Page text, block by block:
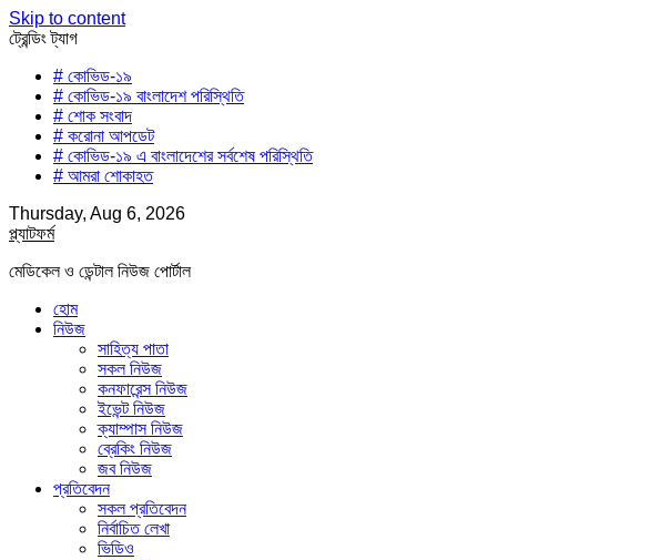
Skip to content
ট্রেন্ডিং ট্যাগ
# কোভিড-১৯
# কোভিড-১৯ বাংলাদেশ পরিস্থিতি
# শোক সংবাদ
# করোনা আপডেট
# কোভিড-১৯ এ বাংলাদেশের সর্বশেষ পরিস্থিতি
# আমরা শোকাহত
Thursday, Aug 6, 2026
প্ল্যাটফর্ম
মেডিকেল ও ডেন্টাল নিউজ পোর্টাল
হোম
নিউজ
সাহিত্য পাতা
সকল নিউজ
কনফারেন্স নিউজ
ইভেন্ট নিউজ
ক্যাম্পাস নিউজ
ব্রেকিং নিউজ
জব নিউজ
প্রতিবেদন
সকল প্রতিবেদন
নির্বাচিত লেখা
ভিডিও